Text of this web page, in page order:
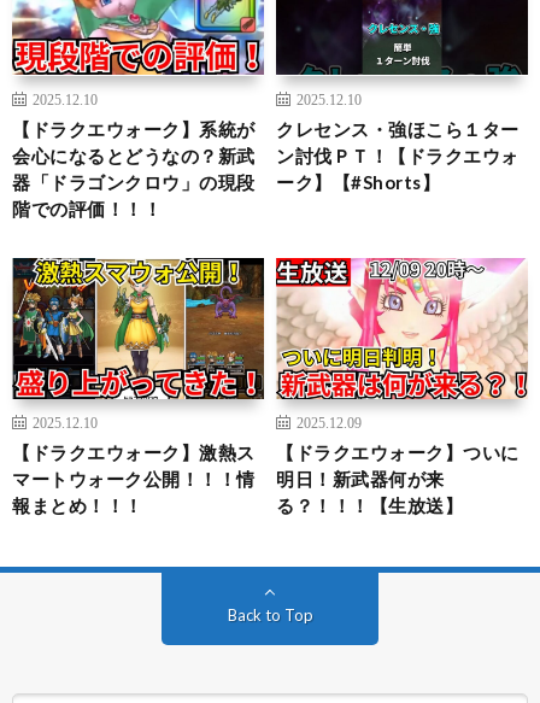
2025.12.10
【ドラクエウォーク】系統が
会心になるとどうなの？新武
器「ドラゴンクロウ」の現段
階での評価！！！
2025.12.10
クレセンス・強ほこら１ター
ン討伐ＰＴ！【ドラクエウォ
ーク】【#Shorts】
2025.12.10
【ドラクエウォーク】激熱ス
マートウォーク公開！！！情
報まとめ！！！
2025.12.09
【ドラクエウォーク】ついに
明日！新武器何が来
る？！！！【生放送】
Back to Top